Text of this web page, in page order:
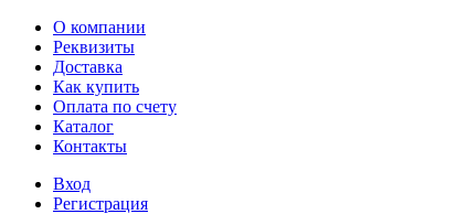
О компании
Реквизиты
Доставка
Как купить
Оплата по счету
Каталог
Контакты
Вход
Регистрация